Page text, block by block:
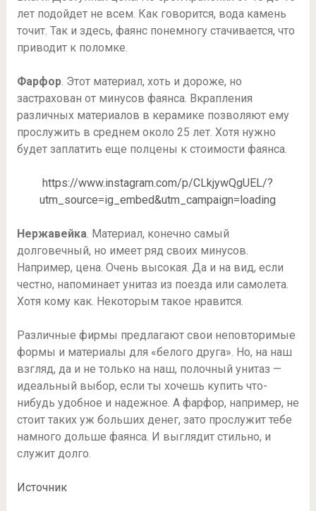
лет подойдет не всем. Как говорится, вода камень
точит. Так и здесь, фаянс понемногу стачивается, что
приводит к поломке.
Фарфор. Этот материал, хоть и дороже, но
застрахован от минусов фаянса. Вкрапления
различных материалов в керамике позволяют ему
прослужить в среднем около 25 лет. Хотя нужно
будет заплатить еще полцены к стоимости фаянса.
https://www.instagram.com/p/CLkjywQgUEL/?
utm_source=ig_embed&utm_campaign=loading
Нержавейка. Материал, конечно самый
долговечный, но имеет ряд своих минусов.
Например, цена. Очень высокая. Да и на вид, если
честно, напоминает унитаз из поезда или самолета.
Хотя кому как. Некоторым такое нравится.
Различные фирмы предлагают свои неповторимые
формы и материалы для «белого друга». Но, на наш
взгляд, да и не только на наш, полочный унитаз —
идеальный выбор, если ты хочешь купить что-
нибудь удобное и надежное. А фарфор, например, не
стоит таких уж больших денег, зато прослужит тебе
намного дольше фаянса. И выглядит стильно, и
служит долго.
Источник